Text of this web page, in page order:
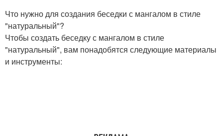
Что нужно для создания беседки с мангалом в стиле
"натуральный"?
Чтобы создать беседку с мангалом в стиле
"натуральный", вам понадобятся следующие материалы
и инструменты: